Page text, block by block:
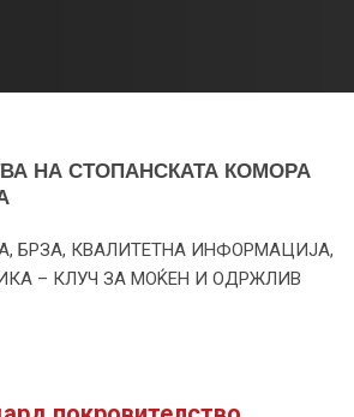
НА СТОПАНСКАТА КОМОРА
БРЗА, КВАЛИТЕТНА ИНФОРМАЦИЈА,
– КЛУЧ ЗА МОЌЕН И ОДРЖЛИВ